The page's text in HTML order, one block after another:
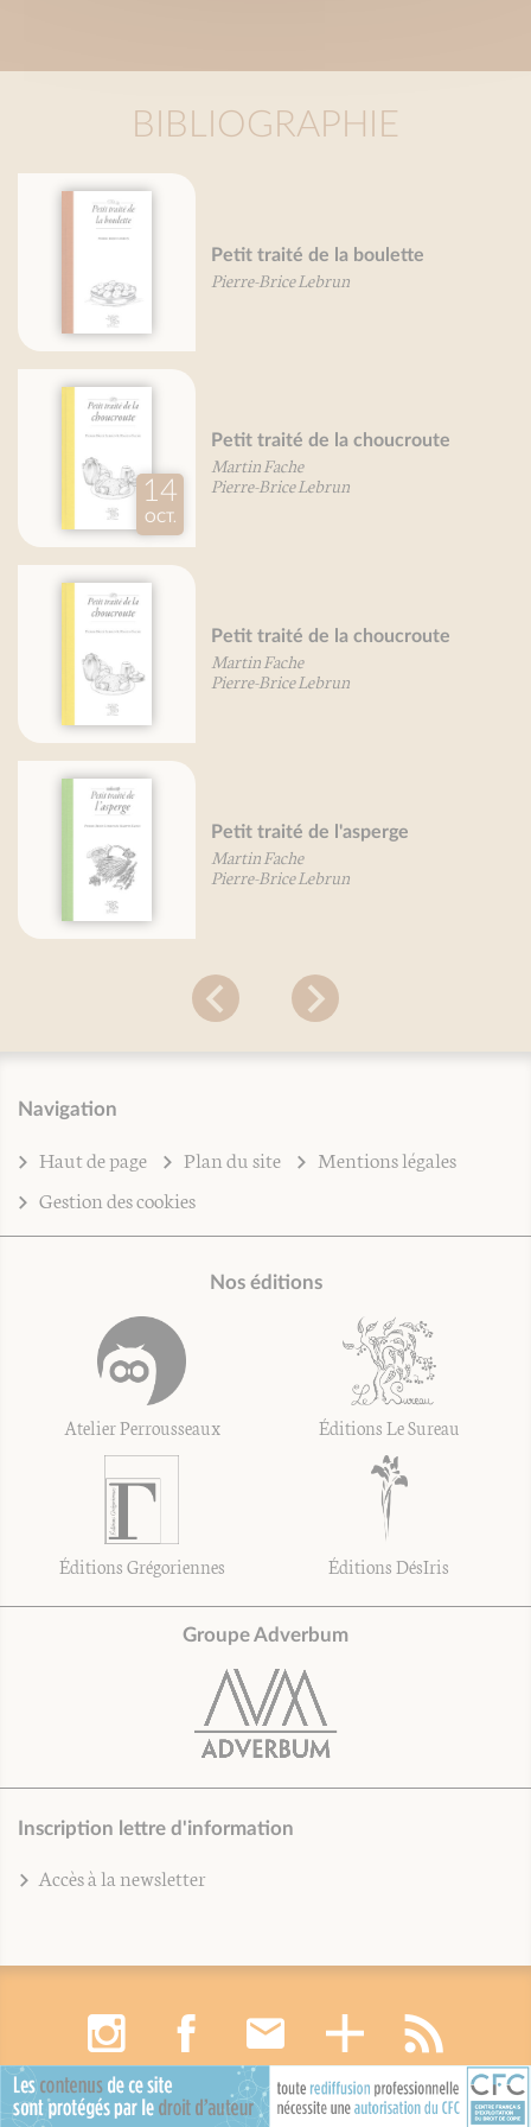
BIBLIOGRAPHIE
Brice Lebrun
traité de la choucroute
Brice Lebrun
traité de la choucroute
Brice Lebrun
traité de l'asperge
Brice Lebrun
Navigation
Haut de page Plan du site
Mentions légales
Gestion des cookies
Nos éditions
Atelier Perrousseaux Éditions Le Sureau
Éditions Grégoriennes Éditions DésIris
Groupe Adverbum
Inscription lettre d'information
Accès à la newsletter